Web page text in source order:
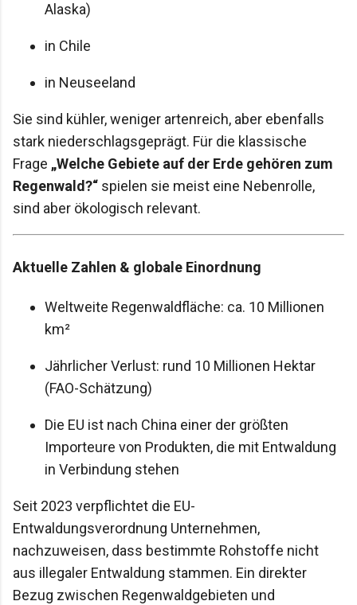
Alaska)
in Chile
in Neuseeland
Sie sind kühler, weniger artenreich, aber ebenfalls
stark niederschlagsgeprägt. Für die klassische
Frage „Welche Gebiete auf der Erde gehören zum
Regenwald?“ spielen sie meist eine Nebenrolle,
sind aber ökologisch relevant.
Aktuelle Zahlen & globale Einordnung
Weltweite Regenwaldfläche: ca. 10 Millionen
km²
Jährlicher Verlust: rund 10 Millionen Hektar
(FAO-Schätzung)
Die EU ist nach China einer der größten
Importeure von Produkten, die mit Entwaldung
in Verbindung stehen
Seit 2023 verpflichtet die EU-
Entwaldungsverordnung Unternehmen,
nachzuweisen, dass bestimmte Rohstoffe nicht
aus illegaler Entwaldung stammen. Ein direkter
Bezug zwischen Regenwaldgebieten und